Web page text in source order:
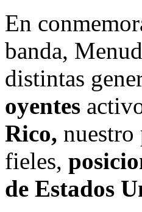
En
banda,
distintas
oyentes
Rico, nuestro
fieles,
de Estados